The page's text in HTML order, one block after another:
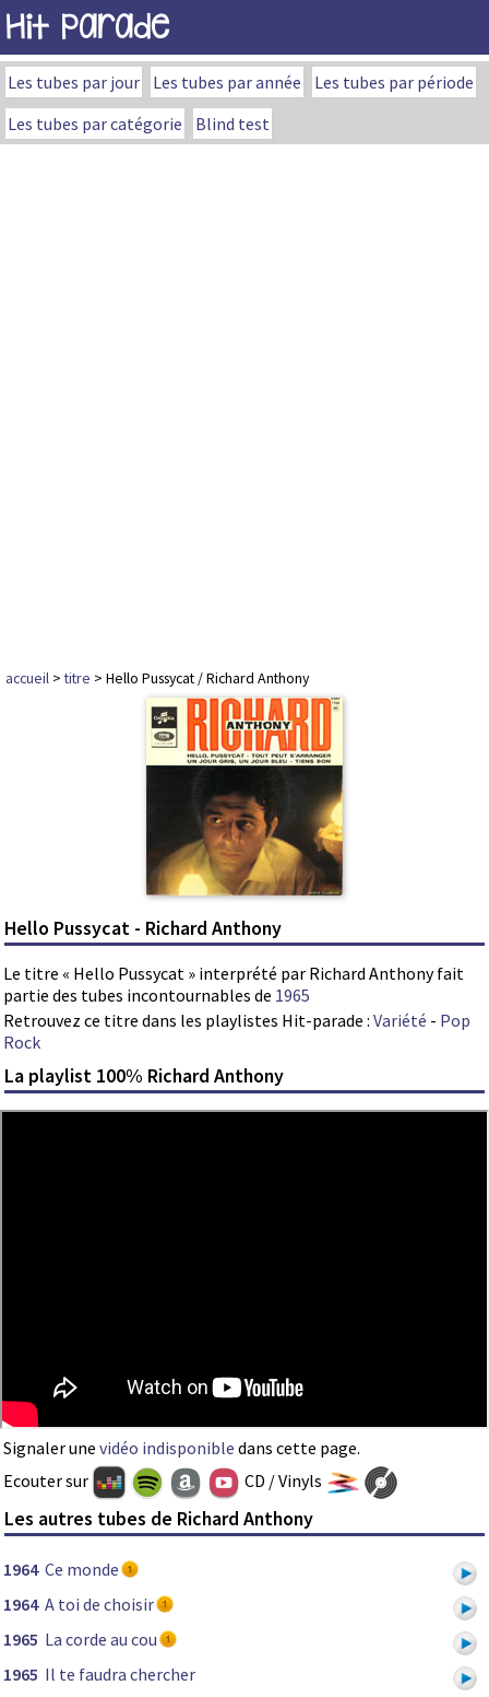
Hit Parade
Les tubes par jour Les tubes par année
Les tubes par période
Les tubes par catégorie
Blind test
accueil >titre > Hello Pussycat / Richard Anthony
Hello Pussycat - Richard Anthony
Le titre « Hello Pussycat » interprété par Richard Anthony fait
partie des tubes incontournables de 1965
Retrouvez ce titre dans les playlistes Hit-parade : Variété - Pop
Rock
La playlist 100% Richard Anthony
Signaler une vidéo indisponible dans cette page.
Ecouter sur
CD / Vinyls
Les autres tubes de Richard Anthony
1964 Ce monde
1964 A toi de choisir
1965 La corde au cou
1965 Il te faudra chercher